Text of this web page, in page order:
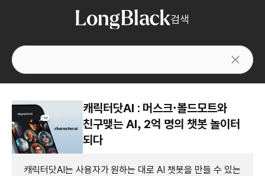
검색
캐릭터닷AI : 머스크·볼드모트와
친구맺는 AI, 2억 명의 챗봇 놀이터
되다
캐릭터닷AI는 사용자가 원하는 대로 AI 챗봇을 만들 수 있는